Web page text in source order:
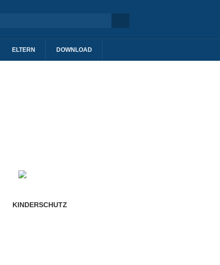
ELTERN DOWNLOAD
KINDERSCHUTZ